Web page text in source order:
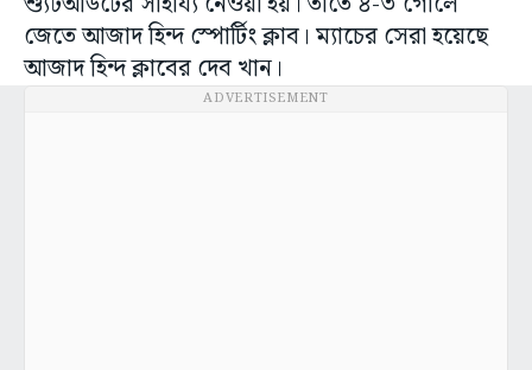
জেতে আজাদ হিন্দ স্পোর্টিং ক্লাব। ম্যাচের সেরা হয়েছে
আজাদ হিন্দ ক্লাবের দেব খান।
ADVERTISEMENT